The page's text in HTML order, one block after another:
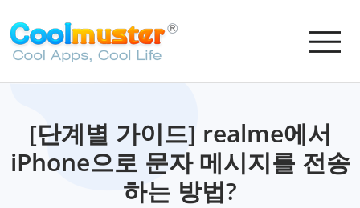
[단계별 가이드] realme에서
iPhone으로 문자 메시지를 전송
하는 방법?